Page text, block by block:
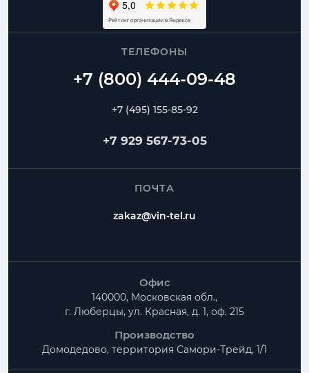
доставка, самовывоз, работа с монтажниками
Частые вопросы
Можно ли изготовить нестандартный размер?
Можно ли собрать весь комплект вентиляции?
ТЕЛЕФОНЫ
+7 (495) 155-85-92
+7 929 567-73-05
ПОЧТА
zakaz@vin-tel.ru
Офис
140000, Московская обл.,
г. Люберцы, ул. Красная, д. 1, оф. 215
Производство
Домодедово, территория Самори-Трейд, 1/1